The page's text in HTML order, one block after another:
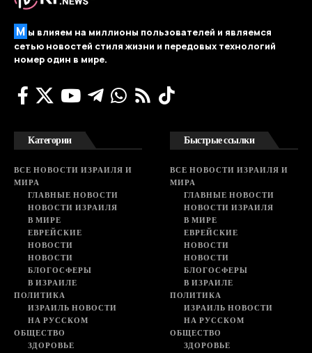
М ы влияем на миллионы пользователей и являемся
сетью новостей стиля жизни и передовых технологий
номер один в мире.
Категории
ВСЕ НОВОСТИ ИЗРАИЛЯ И
МИРА
ГЛАВНЫЕ НОВОСТИ
НОВОСТИ ИЗРАИЛЯ
В МИРЕ
ЕВРЕЙСКИЕ
НОВОСТИ
НОВОСТИ
БЛОГОСФЕРЫ
В ИЗРАИЛЕ
ПОЛИТИКА
ИЗРАИЛЬ НОВОСТИ
НА РУССКОМ
ОБЩЕСТВО
ЗДОРОВЬЕ
Быстрые ссылки
ВСЕ НОВОСТИ ИЗРАИЛЯ И
МИРА
ГЛАВНЫЕ НОВОСТИ
НОВОСТИ ИЗРАИЛЯ
В МИРЕ
ЕВРЕЙСКИЕ
НОВОСТИ
НОВОСТИ
БЛОГОСФЕРЫ
В ИЗРАИЛЕ
ПОЛИТИКА
ИЗРАИЛЬ НОВОСТИ
НА РУССКОМ
ОБЩЕСТВО
ЗДОРОВЬЕ